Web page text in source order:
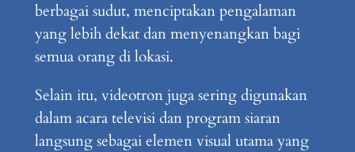
berbagai sudut, menciptakan pengalaman
yang lebih dekat dan menyenangkan bagi
semua orang di lokasi.
Selain itu, videotron juga sering digunakan
dalam acara televisi dan program siaran
langsung sebagai elemen visual utama yang